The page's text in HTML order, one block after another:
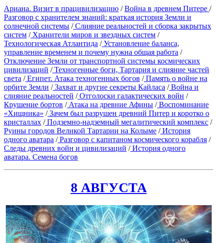
Ариана. Визит в працивилизацию /Война в древнем Питере /
Разговор с хранителем знаний: краткая история Земли и
солнечной системы /Слияние реальностей и сборка закрытых
систем /Хранители миров и звездных систем /
Технологическая Атлантида /Установление баланса,
управление временем и почему нужна общая работа /
Отключение Земли от транспортной системы космических
цивилизаций /Техногенные боги, Тартария и слияние частей
света /Египет. Атака техногенных богов /Память о войне на
орбите Земли /Захват и другие секреты Кайласа /Война и
слияние реальностей /Отголоски галактических войн /
Крушение бортов /Атака на древние Афины /Воспоминание
«Хищника» /Зачем был разрушен древний Питер и коротко о
кристаллах /Подземно-надземный мегалитический комплекс /
Руины городов Великой Тартарии на Колыме /История
одного аватара /Разговор с капитаном космического корабля /
Следы древних войн и цивилизаций /История одного
аватара. Семена богов
8 АВГУСТА